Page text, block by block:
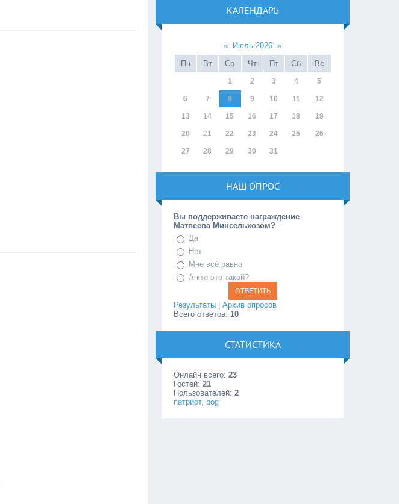
КАЛЕНДАРЬ
« Июль 2026 »
Пн
Вт Ср Чт Пт Сб Вс
1 2 3 4 5
6 7 8 9 10 11 12
13 14 15 16 17 18 19
20 21 22 23 24 25 26
27 28 29 30 31
НАШ ОПРОС
Вы поддерживаете награждение
Матвеева Минсельхозом?
Да
Нет
Мне всё равно
А кто это такой?
Результаты |Архив опросов
Всего ответов:10
СТАТИСТИКА
Онлайн всего:23
Гостей:21
Пользователей:2
патриот, bog